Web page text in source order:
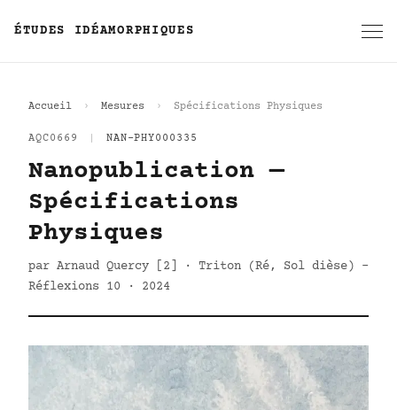
ÉTUDES IDÉAMORPHIQUES
Accueil Mesures Spécifications Physiques
AQC0669 NAN-PHY000335
Nanopublication —
Spécifications
Physiques
par Arnaud Quercy [2] · Triton (Ré, Sol dièse) -
Réflexions 10 · 2024